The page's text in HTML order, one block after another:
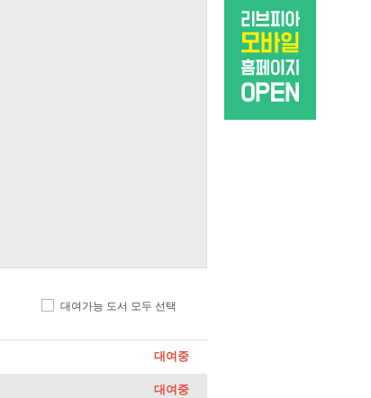
대여가능 도서 모두 선택
대여중
대여중